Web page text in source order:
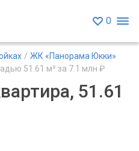
0
ЖК «Панорама Юкки»
51.61 м² за 7.1 млн ₽
51.61